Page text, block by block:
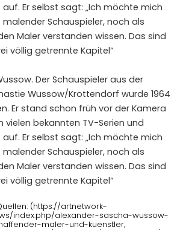
auf. Er selbst sagt: „Ich möchte mich
Schauspieler, noch als
Maler verstanden wissen. Das sind
völlig getrennte Kapitel“
Der Schauspieler aus der
Wussow/Krottendorf wurde 1964
Er stand schon früh vor der Kamera
vielen bekannten TV-Serien und
auf. Er selbst sagt: „Ich möchte mich
Schauspieler, noch als
Maler verstanden wissen. Das sind
völlig getrennte Kapitel“
(https://artnetwork-
index.php/alexander-sascha-wussow-
maler-und-kuenstler;